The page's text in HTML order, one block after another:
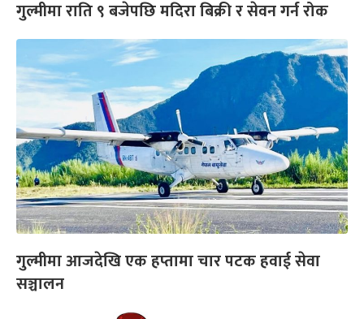
गुल्मीमा राति ९ बजेपछि मदिरा बिक्री र सेवन गर्न रोक
गुल्मीमा आजदेखि एक हप्तामा चार पटक हवाई सेवा
सञ्चालन